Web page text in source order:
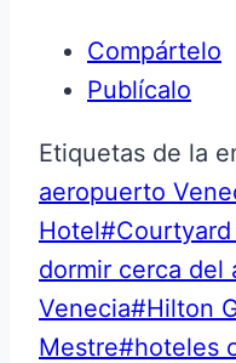
Compártelo
Publícalo
Etiquetas de la
aeropuerto
Hotel#
dormir cerca del
Venecia#Hilton
Mestre#hoteles